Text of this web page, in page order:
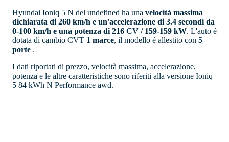
Hyundai Ioniq 5 N del undefined ha una velocità massima
dichiarata di 260 km/h e un'accelerazione di 3.4 secondi da
0-100 km/h e una potenza di 216 CV / 159-159 kW. L'auto é
dotata di cambio CVT 1 marce, il modello é allestito con 5
porte .
I dati riportati di prezzo, velocità massima, accelerazione,
potenza e le altre caratteristiche sono riferiti alla versione Ioniq
5 84 kWh N Performance awd.